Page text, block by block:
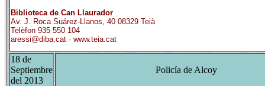
Biblioteca de Can Llaurador
Av. J. Roca Suárez-Llanos, 40 08329 Teià
Telèfon 935 550 104
aressi@diba.cat · www.teia.cat
18 de
Septiembre
del 2013
Policía de Alcoy